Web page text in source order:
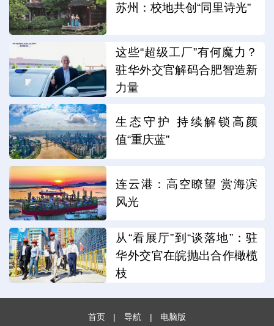
苏州：校地共创“同里诗光”
这些“超级工厂”有何魔力？
驻华外交官解码合肥智造新
力量
生态守护 持续解锁高颜
值“重庆蓝”
连云港：高空瞭望 赏海滨
风光
从“看展厅”到“谈落地”：驻
华外交官在皖抛出合作橄榄
枝
首页 | 导航 | 电脑版